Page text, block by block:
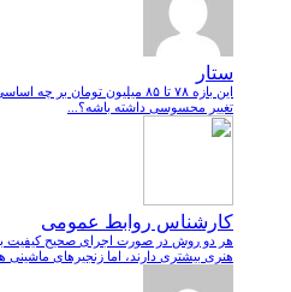
ستار
این بازه ۷۸ تا ۸۵ میلیون تومان
تغییر محسوسی داشته باشه؟...
کارشناس روابط عمومی
هر دو روش در صورت اجرای صحیح کیفیت
هنری بیشتری دارند، اما زنجیرهای ماشینی